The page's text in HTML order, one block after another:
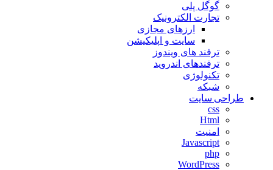
گوگل پلی
تجارت الکترونیک
ارزهای مجازی
سایت و اپلیکیشن
ترفند های ویندوز
ترفندهای اندروید
تکنولوژی
شبکه
طراحی سایت
css
Html
امنیت
Javascript
php
WordPress